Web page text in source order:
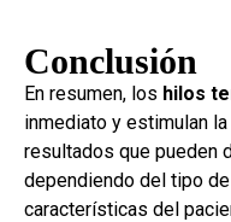
Conclusión
En resumen, los hilos
inmediato y estimulan
resultados que pueden
dependiendo del tipo
características del